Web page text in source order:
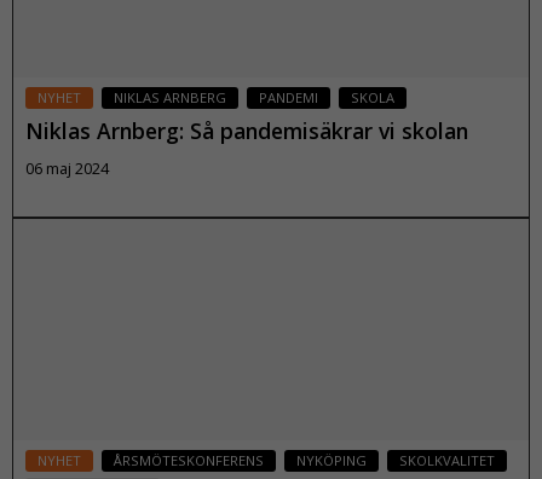
NYHET NIKLAS ARNBERG PANDEMI SKOLA
Niklas Arnberg: Så pandemisäkrar vi skolan
06 maj 2024
NYHET ÅRSMÖTESKONFERENS NYKÖPING
SKOLKVALITET
taget ska
fungera.
t
a